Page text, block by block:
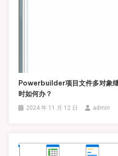
Powerbuilder项目文件多对象
时如何办？
2024 年 11 月 12 日 admin